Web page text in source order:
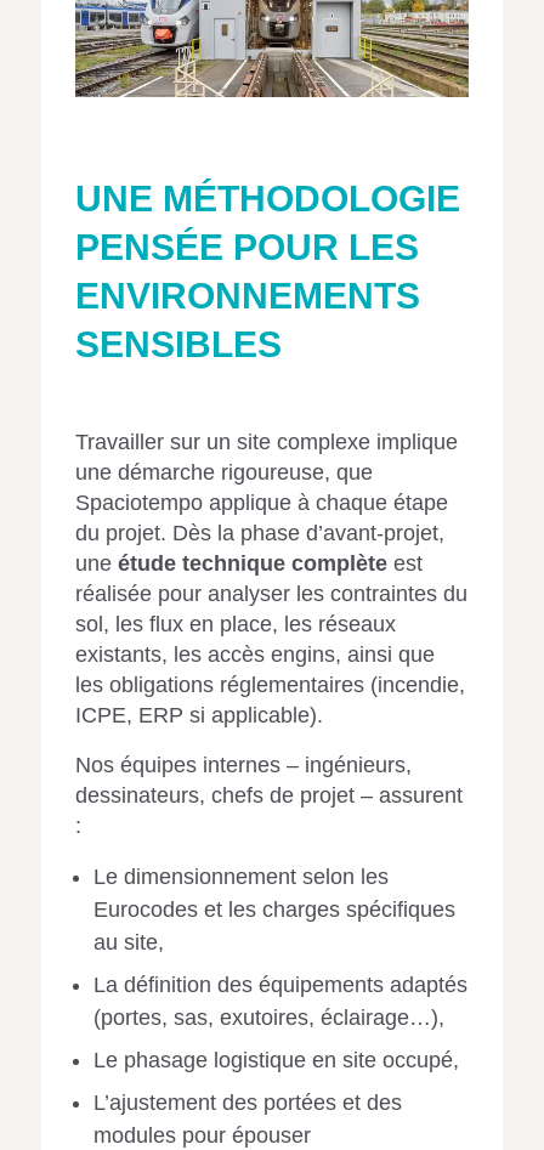
UNE MÉTHODOLOGIE
PENSÉE POUR LES
ENVIRONNEMENTS
SENSIBLES
Travailler sur un site complexe implique
une démarche rigoureuse, que
Spaciotempo applique à chaque étape
du projet. Dès la phase d’avant-projet,
uneétude technique complète est
réalisée pour analyser les contraintes du
sol, les flux en place, les réseaux
existants, les accès engins, ainsi que
les obligations réglementaires (incendie,
ICPE, ERP si applicable).
Nos équipes internes – ingénieurs,
dessinateurs, chefs de projet – assurent
:
Le dimensionnement selon les
Eurocodes et les charges spécifiques
au site,
La définition des équipements adaptés
(portes, sas, exutoires, éclairage…),
Le phasage logistique en site occupé,
L’ajustement des portées et des
modules pour épouser